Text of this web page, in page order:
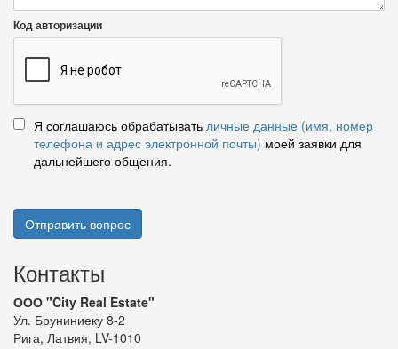
Код авторизации
Я соглашаюсь обрабатывать личные данные (имя, номер
телефона и адрес электронной почты) моей заявки для
дальнейшего общения.
Отправить вопрос
Контакты
ООО "City Real Estate"
Ул. Бруниниеку 8-2
Рига, Латвия, LV-1010